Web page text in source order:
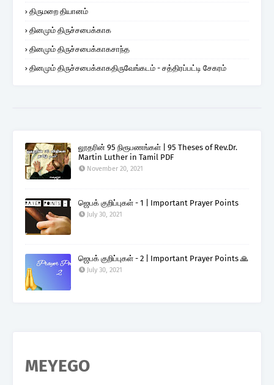
திருமறை தியானம்
தினமும் திருச்சபைக்காக
தினமும் திருச்சபைக்காகசாந்த
தினமும் திருச்சபைக்காகதிருவேங்கடம் - சத்திரப்பட்டி சேகரம்
லூதரின் 95 நிரூபணங்கள் | 95 Theses of Rev.Dr.
Martin Luther in Tamil PDF
November 20, 2021
ஜெபக் குறிப்புகள் - 1 | Important Prayer Points
July 30, 2021
ஜெபக் குறிப்புகள் - 2 | Important Prayer Points 🙏
July 30, 2021
MEYEGO